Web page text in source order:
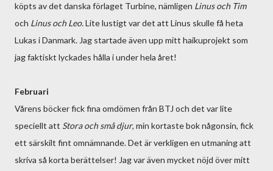
köpts av det danska förlaget Turbine, nämligen Linus och Tim
och Linus och Leo.Lite lustigt var det att Linus skulle få heta
Lukas i Danmark. Jag startade även upp mitt haikuprojekt som
jag faktiskt lyckades hålla i under hela året!
Februari
Vårens böcker fick fina omdömen från BTJ och det var lite
speciellt att Stora och små djur, min kortaste bok någonsin, fick
ett särskilt fint omnämnande. Det är verkligen en utmaning att
skriva så korta berättelser! Jag var även mycket nöjd över mitt